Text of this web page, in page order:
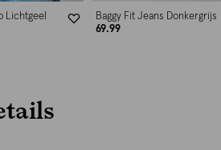
Lichtgeel
Baggy Fit Jeans Donkergrijs
69.99